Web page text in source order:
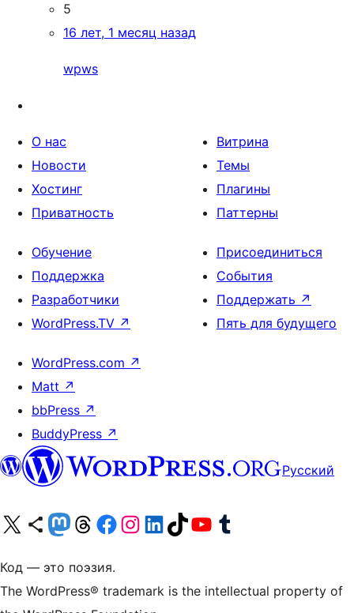
5
16 лет, 1 месяц назад
wpws
О нас
Новости
Хостинг
Приватность
Витрина
Темы
Плагины
Паттерны
Обучение
Поддержка
Разработчики
WordPress.TV ↗
Присоединиться
События
Поддержать ↗
Пять для будущего
WordPress.com ↗
Matt ↗
bbPress ↗
BuddyPress ↗
Русский
Посетите нас в X (ранее Twitter)
Посетите нашу учётную запись в Bluesky
Посетите нашу ленту в Mastodon
Посетите нашу учётную запись в Threads
Посетите нашу страницу на Facebook
Посетите наш Instagram
Посетите нашу страницу в LinkedIn
Посетите нашу учётную запись в TikTok
Посетите наш канал YouTube
Посетите нашу учётную запись в Tumblr
Код — это поэзия.
The WordPress® trademark is the intellectual property of